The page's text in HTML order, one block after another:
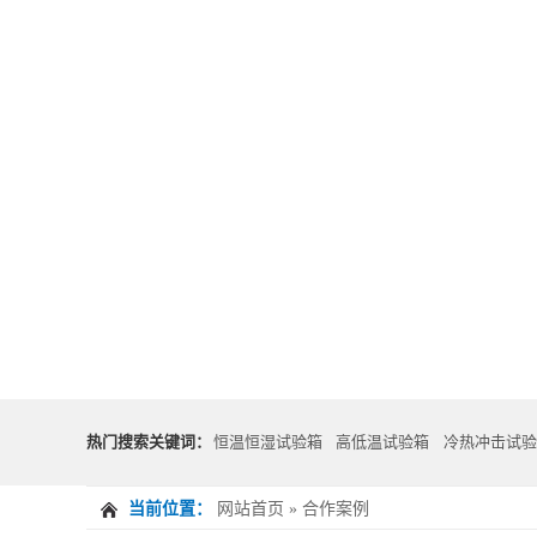
热门搜索关键词： 恒温恒湿试验箱 高低温试验箱 冷热冲击试
当前位置： 网站首页 » 合作案例